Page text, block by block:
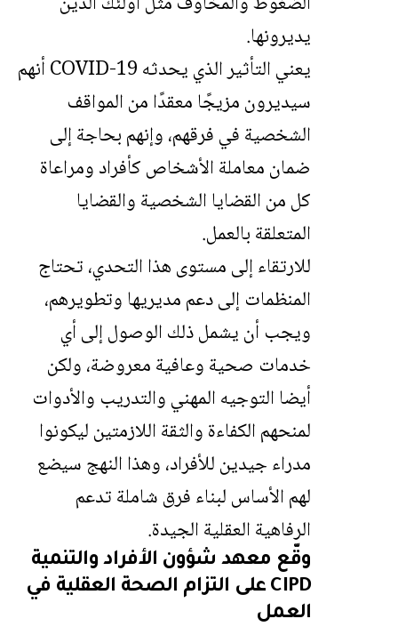
يديرونها.
يعني التأثير الذي يحدثه COVID-19 أنهم
سيديرون مزيجًا معقدًا من المواقف
الشخصية في فرقهم، وإنهم بحاجة إلى
ضمان معاملة الأشخاص كأفراد ومراعاة
كل من القضايا الشخصية والقضايا
المتعلقة بالعمل.
للارتقاء إلى مستوى هذا التحدي، تحتاج
المنظمات إلى دعم مديريها وتطويرهم،
ويجب أن يشمل ذلك الوصول إلى أي
خدمات صحية وعافية معروضة، ولكن
أيضا التوجيه المهني والتدريب والأدوات
لمنحهم الكفاءة والثقة اللازمتين ليكونوا
مدراء جيدين للأفراد، وهذا النهج سيضع
لهم الأساس لبناء فرق شاملة تدعم
الرفاهية العقلية الجيدة.
وقّع معهد شؤون الأفراد والتنمية
CIPD على التزام الصحة العقلية في
العمل